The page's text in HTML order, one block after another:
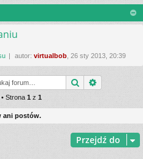
si
ę
tru
ja
autor: virtualbob , 26 sty 2013, 20:39
Szukaj
Strona 1z 1
ani postów.
Przejdź do